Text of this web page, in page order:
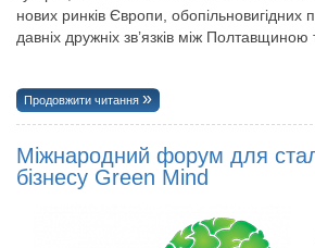
нових ринків Європи, обопільновигідних
давніх дружніх зв’язків між Полтавщиною
Продовжити читання
Міжнародний форум для
бізнесу Green Mind